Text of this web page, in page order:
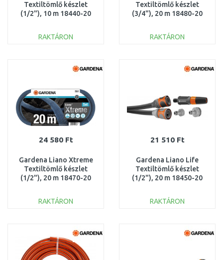
Textiltömlő készlet
(1/2"), 10 m 18440-20
RAKTÁRON
Összehasonlítás
Textiltömlő készlet
(3/4"), 20 m 18480-20
RAKTÁRON
Összehasonlítás
24 580 Ft
Gardena Liano Xtreme
Textiltömlő készlet
(1/2"), 20 m 18470-20
RAKTÁRON
Összehasonlítás
21 510 Ft
Gardena Liano Life
Textiltömlő készlet
(1/2"), 20 m 18450-20
RAKTÁRON
Összehasonlítás